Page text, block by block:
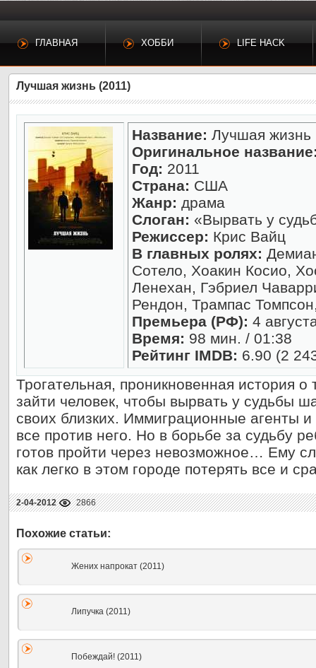
ГЛАВНАЯ ХОББИ LIFE HACK
Лучшая жизнь (2011)
Название: Лучшая жизнь
Оригинальное
Год: 2011
Страна: США
Жанр: драма
Слоган: «Вырвать у
Режиссер: Крис Вайц
В главных ролях:
Сотело, Хоакин Косио,
Ленехан, Гэбриел
Рендон, Трампас
Премьера (РФ): 4
Время: 98 мин. / 01:38
Рейтинг IMDB: 6.90 (2
Трогательная, проникновенная история о
зайти человек, чтобы вырвать у судьбы
своих близких. Иммиграционные агенты
все против него. Но в борьбе за судьбу
готов пройти через невозможное… Ему
как легко в этом городе потерять все и
2-04-2012 2866
Жених напрокат (2011)
Липучка (2011)
Побеждай! (2011)